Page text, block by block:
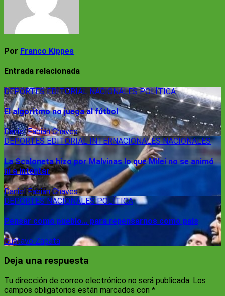
Por Franco Kippes
Entrada relacionada
DEPORTESEDITORIAL NACIONALESPOLÍTICA
El algoritmo no juega al fútbol
Daniel Fabián Chaves
DEPORTESEDITORIAL INTERNACIONALESNACIONALES
La Scaloneta hizo por Malvinas lo que Milei no se animó
ni a intentar
Daniel Fabián Chaves
DEPORTESNACIONALESPOLÍTICA
Pensar como pueblo… para repensarnos como país
Gustavo Zapata
Deja una respuesta
Tu dirección de correo electrónico no será publicada. Los
campos obligatorios están marcados con *